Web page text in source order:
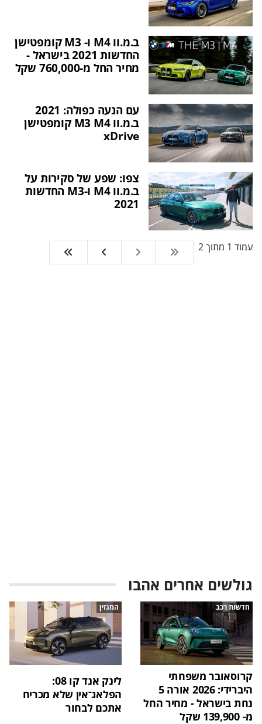
ב.מ.וו M4 ו- M3 קומפטישן
החדשות 2021 בישראל -
מחיר החל מ-760,000 שקל
עם הנעה כפולה: 2021
ב.מ.וו M3 M4 קומפטישן
xDrive
צפו: שפע של סקירות על
ב.מ.וו M4 ו-M3 החדשות
2021
עמוד 1 מתוך 2
גולשים אחרים אהבו
חדשות רכב
קרוסאובר משפחתי
היברידי: 2026 אורה 5
נחת בישראל - מחיר החל
מ- 139,900 שקל
המגזין
לינק אנד קו 08:
הפלאג־אין שלא מכריח
אתכם לבחור